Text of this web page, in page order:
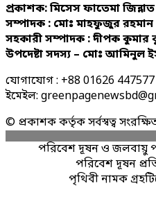
প্রকাশক: মিসেস ফাতেমা জিন্নাত
সম্পাদক : মোঃ মাহফুজুর রহমান
সহকারী সম্পাদক : দীপক কুমার
উপদেষ্টা সদস্য – মোঃ আমিনুল
যোগাযোগ : +88 01626 447577
ইমেইল:
© প্রকাশক কর্তৃক সর্বস্বত্ব
পরিবেশ দূষন ও জলবায়ু
পরিবেশ দূষন
পৃথিবী নামক